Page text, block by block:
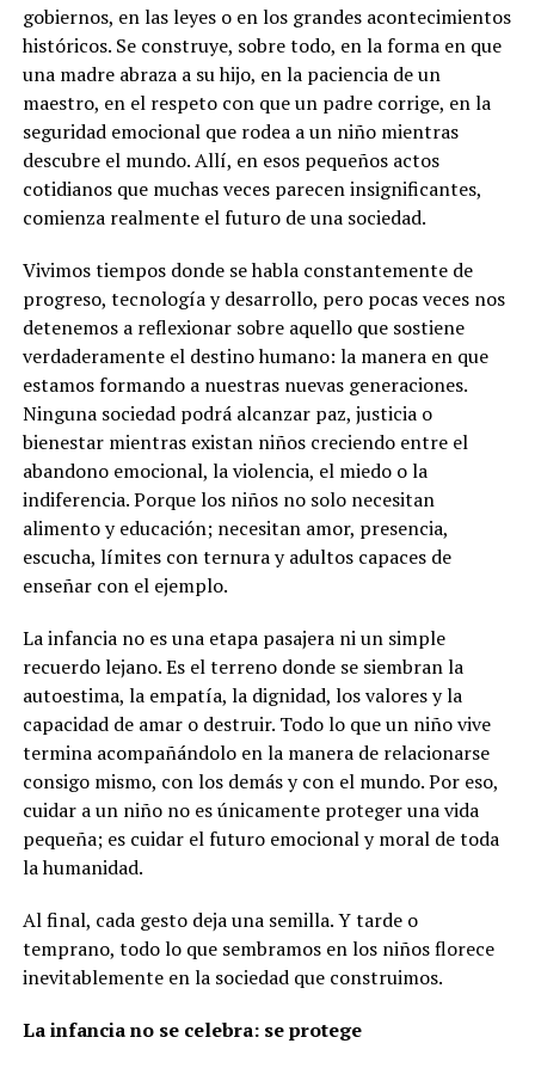
gobiernos, en las leyes o en los grandes acontecimientos
históricos. Se construye, sobre todo, en la forma en que
una madre abraza a su hijo, en la paciencia de un
maestro, en el respeto con que un padre corrige, en la
seguridad emocional que rodea a un niño mientras
descubre el mundo. Allí, en esos pequeños actos
cotidianos que muchas veces parecen insignificantes,
comienza realmente el futuro de una sociedad.
Vivimos tiempos donde se habla constantemente de
progreso, tecnología y desarrollo, pero pocas veces nos
detenemos a reflexionar sobre aquello que sostiene
verdaderamente el destino humano: la manera en que
estamos formando a nuestras nuevas generaciones.
Ninguna sociedad podrá alcanzar paz, justicia o
bienestar mientras existan niños creciendo entre el
abandono emocional, la violencia, el miedo o la
indiferencia. Porque los niños no solo necesitan
alimento y educación; necesitan amor, presencia,
escucha, límites con ternura y adultos capaces de
enseñar con el ejemplo.
La infancia no es una etapa pasajera ni un simple
recuerdo lejano. Es el terreno donde se siembran la
autoestima, la empatía, la dignidad, los valores y la
capacidad de amar o destruir. Todo lo que un niño vive
termina acompañándolo en la manera de relacionarse
consigo mismo, con los demás y con el mundo. Por eso,
cuidar a un niño no es únicamente proteger una vida
pequeña; es cuidar el futuro emocional y moral de toda
la humanidad.
Al final, cada gesto deja una semilla. Y tarde o
temprano, todo lo que sembramos en los niños florece
inevitablemente en la sociedad que construimos.
La infancia no se celebra: se protege